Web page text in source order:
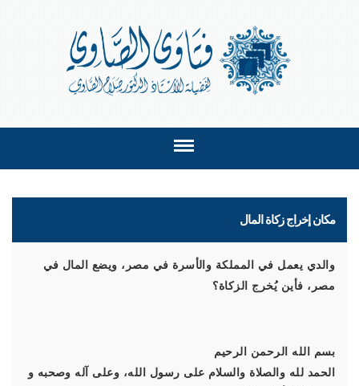
مكان إخراج زكاة المال
والدي يعمل في المملكة والأسرة في مصر، ويضع المال في
مصر، فأين يُخرج الزكاة؟
بسم الله الرحمن الرحيم
الحمد لله والصلاة والسلام على رسول الله، وعلى آله وصحبه و